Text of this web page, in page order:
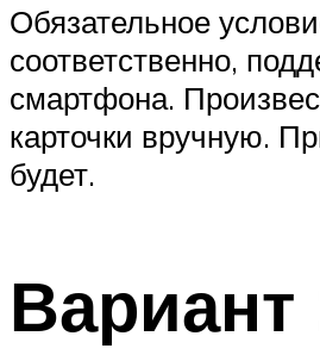
Обязательное
соответственно,
смартфона.
карточки вручную.
будет.